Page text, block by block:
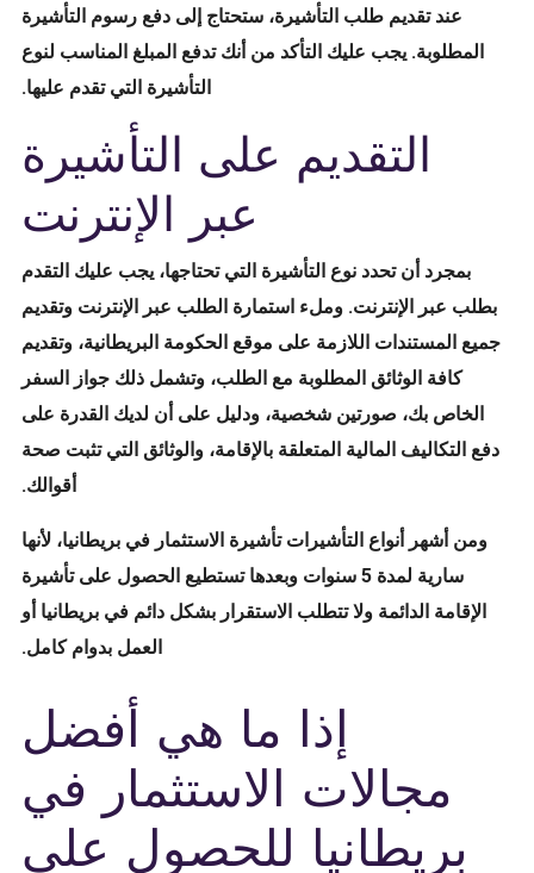
عند تقديم طلب التأشيرة، ستحتاج إلى دفع رسوم التأشيرة
المطلوبة. يجب عليك التأكد من أنك تدفع المبلغ المناسب لنوع
التأشيرة التي تقدم عليها.
التقديم على التأشيرة
عبر الإنترنت
بمجرد أن تحدد نوع التأشيرة التي تحتاجها، يجب عليك التقدم
بطلب عبر الإنترنت. وملء استمارة الطلب عبر الإنترنت وتقديم
جميع المستندات اللازمة على موقع الحكومة البريطانية، وتقديم
كافة الوثائق المطلوبة مع الطلب، وتشمل ذلك جواز السفر
الخاص بك، صورتين شخصية، ودليل على أن لديك القدرة على
دفع التكاليف المالية المتعلقة بالإقامة، والوثائق التي تثبت صحة
أقوالك.
ومن أشهر أنواع التأشيرات تأشيرة الاستثمار في بريطانيا، لأنها
سارية لمدة 5 سنوات وبعدها تستطيع الحصول على تأشيرة
الإقامة الدائمة ولا تتطلب الاستقرار بشكل دائم في بريطانيا أو
العمل بدوام كامل.
إذا ما هي أفضل
مجالات الاستثمار في
بريطانيا للحصول على